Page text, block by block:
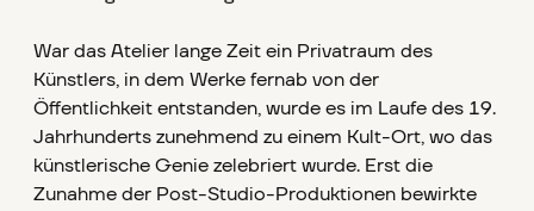
War das Atelier lange Zeit ein Privatraum des
Künstlers, in dem Werke fernab von der
Öffentlichkeit entstanden, wurde es im Laufe des 19.
Jahrhunderts zunehmend zu einem Kult-Ort, wo das
künstlerische Genie zelebriert wurde. Erst die
Zunahme der Post-Studio-Produktionen bewirkte